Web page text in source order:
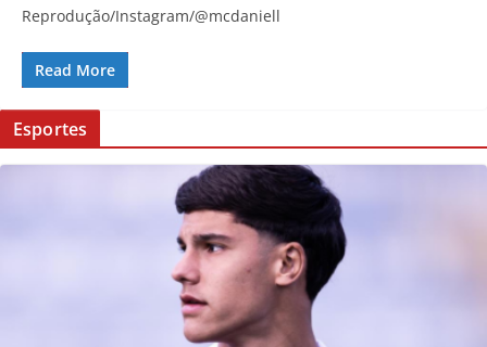
Reprodução/Instagram/@mcdaniell
Read More
Esportes